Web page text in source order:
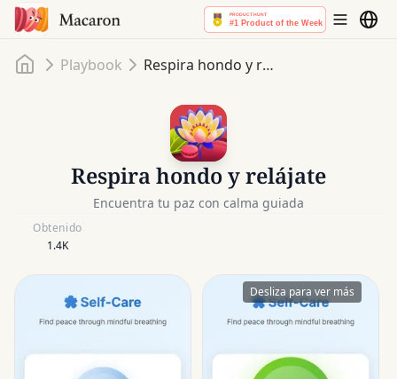
InicioPlaybook Respira hondo y relájate
Respira hondo y relájate
Encuentra tu paz con calma guiada
Obtenido
1.4K
Desliza para ver más